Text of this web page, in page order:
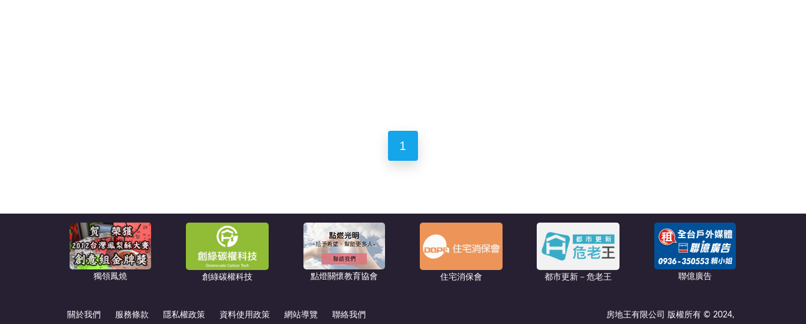
1
獨領鳳燒 創綠碳權科技 點燈關懷教育協會 住宅消保會 都市更新－危老王 聯億廣告
關於我們 服務條款 隱私權政策 資料使用政策 網站導覽 聯絡我們 房地王有限公司 版權所有 © 2024,